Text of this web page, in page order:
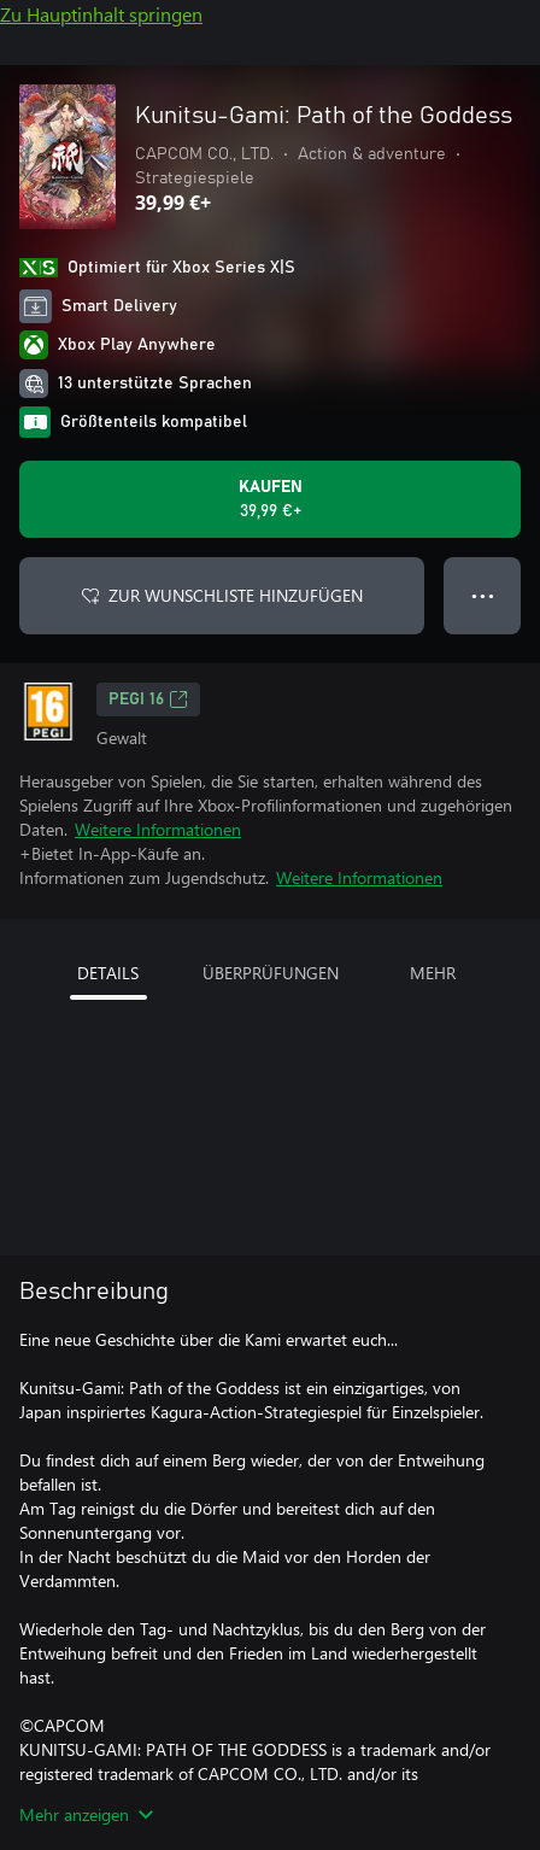
Zu Hauptinhalt springen
Kunitsu-Gami: Path of the Goddess
CAPCOM CO., LTD. • Action & adventure
•
Strategiespiele
39,99 €+
Optimiert für Xbox Series X|S
Smart Delivery
Xbox Play Anywhere
13 unterstützte Sprachen
Größtenteils kompatibel
KAUFEN
39,99 €+
ZUR WUNSCHLISTE HINZUFÜGEN ● ● ●
PEGI 16
Gewalt
Herausgeber von Spielen, die Sie starten, erhalten während des
Spielens Zugriff auf Ihre Xbox-Profilinformationen und zugehörigen
Daten. Weitere Informationen
+Bietet In-App-Käufe an.
Informationen zum Jugendschutz. Weitere Informationen
DETAILS ÜBERPRÜFUNGEN MEHR
Beschreibung
Eine neue Geschichte über die Kami erwartet euch...
Kunitsu-Gami: Path of the Goddess ist ein einzigartiges, von
Japan inspiriertes Kagura-Action-Strategiespiel für Einzelspieler.
Du findest dich auf einem Berg wieder, der von der Entweihung
befallen ist.
Am Tag reinigst du die Dörfer und bereitest dich auf den
Sonnenuntergang vor.
In der Nacht beschützt du die Maid vor den Horden der
Verdammten.
Wiederhole den Tag- und Nachtzyklus, bis du den Berg von der
Entweihung befreit und den Frieden im Land wiederhergestellt
hast.
©CAPCOM
KUNITSU-GAMI: PATH OF THE GODDESS is a trademark and/or
registered trademark of CAPCOM CO., LTD. and/or its
Mehr anzeigen